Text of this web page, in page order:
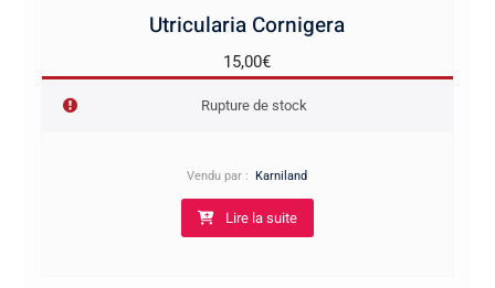
Utricularia Cornigera
15,00€
Rupture de stock
Vendu par : Karniland
Lire la suite